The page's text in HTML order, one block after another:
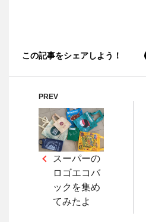
この記事をシェアしよう！
PREV
スーパーの
ロゴエコバ
ックを集め
てみたよ